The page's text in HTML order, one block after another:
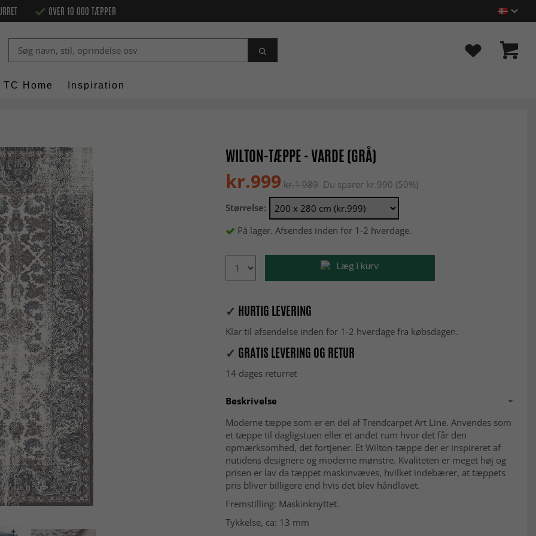
OVER 10 000 TÆPPER
TC Home Inspiration
WILTON-TÆPPE - VARDE (GRÅ)
kr.999 kr.1 989Du sparer kr.990 (50%)
Størrelse:
På lager. Afsendes inden for 1-2 hverdage.
Læg i kurv
✓ HURTIG LEVERING
Klar til afsendelse inden for 1-2 hverdage fra købsdagen.
✓ GRATIS LEVERING OG RETUR
14 dages returret
Beskrivelse
Moderne tæppe som er en del af Trendcarpet Art Line. Anvendes som
et tæppe til dagligstuen eller et andet rum hvor det får den
opmærksomhed, det fortjener. Et Wilton-tæppe der er inspireret af
nutidens designere og moderne mønstre. Kvaliteten er meget høj og
prisen er lav da tæppet maskinvæves, hvilket indebærer, at tæppets
pris bliver billigere end hvis det blev håndlavet.
Fremstilling: Maskinknyttet.
Tykkelse, ca: 13 mm